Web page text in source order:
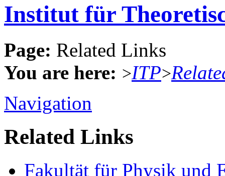
Institut für
Page: Related Links
You are here: >ITP>
Navigation
Related Links
Fakultät für Physik und